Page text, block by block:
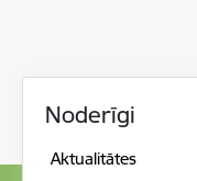
Noderīgi
Aktualitātes